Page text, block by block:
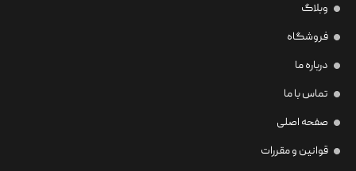
وبلاگ
فروشگاه
درباره ما
تماس با ما
صفحه اصلی
قوانین و مقررات